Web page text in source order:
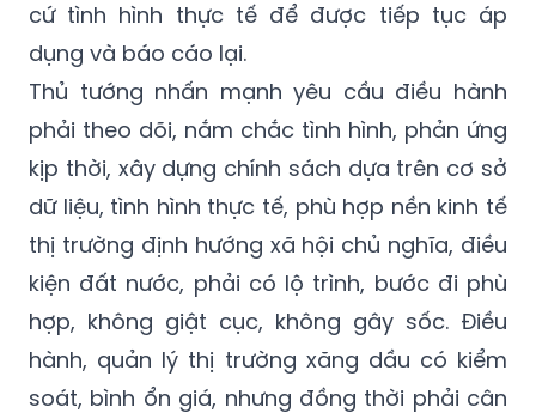
cứ tình hình thực tế để được tiếp tục áp
dụng và báo cáo lại.
Thủ tướng nhấn mạnh yêu cầu điều hành
phải theo dõi, nắm chắc tình hình, phản ứng
kịp thời, xây dựng chính sách dựa trên cơ sở
dữ liệu, tình hình thực tế, phù hợp nền kinh tế
thị trường định hướng xã hội chủ nghĩa, điều
kiện đất nước, phải có lộ trình, bước đi phù
hợp, không giật cục, không gây sốc. Điều
hành, quản lý thị trường xăng dầu có kiểm
soát, bình ổn giá, nhưng đồng thời phải cân